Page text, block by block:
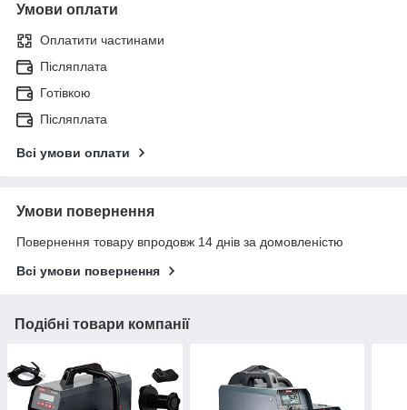
Умови оплати
Оплатити частинами
Післяплата
Готівкою
Післяплата
Всі умови оплати
Умови повернення
Повернення товару впродовж 14 днів за домовленістю
Всі умови повернення
Подібні товари компанії